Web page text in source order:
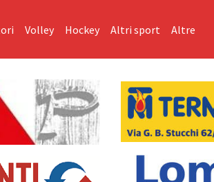
Volley Hockey Altri sport Altre